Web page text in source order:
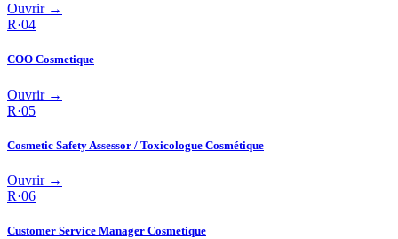
Ouvrir →
R·04
COO Cosmetique
Ouvrir →
R·05
Cosmetic Safety Assessor / Toxicologue Cosmétique
Ouvrir →
R·06
Customer Service Manager Cosmetique